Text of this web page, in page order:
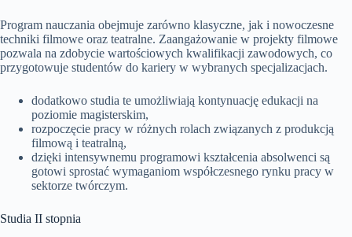
Program nauczania obejmuje zarówno klasyczne, jak i nowoczesne
techniki filmowe oraz teatralne. Zaangażowanie w projekty filmowe
pozwala na zdobycie wartościowych kwalifikacji zawodowych, co
przygotowuje studentów do kariery w wybranych specjalizacjach.
dodatkowo studia te umożliwiają kontynuację edukacji na
poziomie magisterskim,
rozpoczęcie pracy w różnych rolach związanych z produkcją
filmową i teatralną,
dzięki intensywnemu programowi kształcenia absolwenci są
gotowi sprostać wymaganiom współczesnego rynku pracy w
sektorze twórczym.
Studia II stopnia